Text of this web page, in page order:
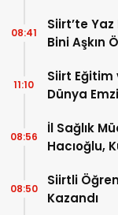
Siirt’te Yaz
Bini Aşkın
08:41
Siirt Eğitim
Dünya
11:10
İl Sağlık
Hacıoğlu,
08:56
Siirtli
Kazandı
08:50